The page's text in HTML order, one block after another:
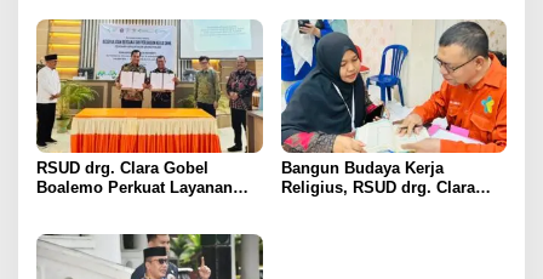
Restoratif
Uronefrologi
RSUD drg. Clara Gobel
Boalemo Perkuat Layanan
Tingkatkan Akses Layanan
Spesialistik
Bangun Budaya Kerja
Religius, RSUD drg. Clara